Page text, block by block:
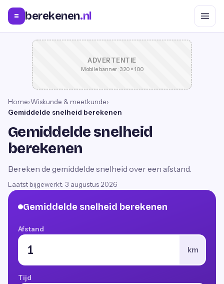
= berekenen.nl
ADVERTENTIE
Mobile banner · 320 × 100
Home›Wiskunde & meetkunde›
Gemiddelde snelheid berekenen
Gemiddelde snelheid
berekenen
Bereken de gemiddelde snelheid over een afstand.
Laatst bijgewerkt: 3 augustus 2026
Gemiddelde snelheid berekenen
Afstand
km
Tijd